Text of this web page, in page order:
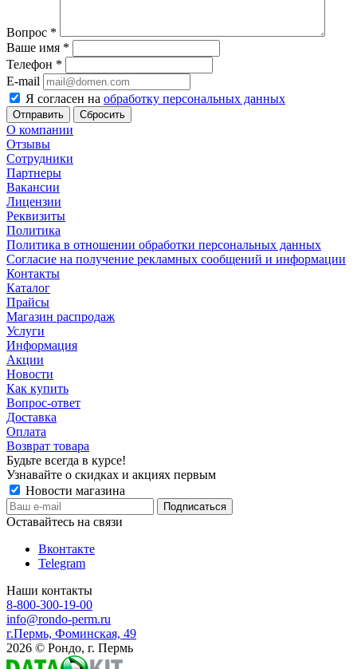
Вопрос *
Ваше имя *
Телефон *
E-mail
Я согласен на обработку персональных данных
Сбросить
О компании
Отзывы
Сотрудники
Партнеры
Вакансии
Лицензии
Реквизиты
Политика
Политика в отношении обработки персональных данных
Согласие на получение рекламных сообщений и информации
Контакты
Каталог
Прайсы
Магазин распродаж
Услуги
Информация
Акции
Новости
Как купить
Вопрос-ответ
Доставка
Оплата
Возврат товара
Будьте всегда в курсе!
Узнавайте о скидках и акциях первым
Новости магазина
Оставайтесь на связи
Вконтакте
Telegram
Наши контакты
8-800-300-19-00
info@rondo-perm.ru
г.Пермь, Фоминская, 49
2026 © Рондо, г. Пермь